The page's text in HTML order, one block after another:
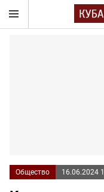
Общество 16.06.2024